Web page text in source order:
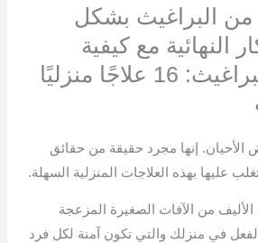
من البراغيث بشكل
النهائية مع كيفية
التخلص من البراغيث: 16 علاجًا منزليًا
إنها مجرد حقيقة من حقائق
عليها بهذه العلاجات المنزلية السهلة.
من الآفات الصغيرة المزعجة
في منزلك والتي تكون آمنة لكل فرد